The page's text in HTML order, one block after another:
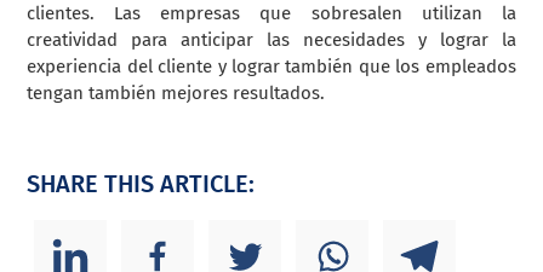
clientes. Las empresas que sobresalen utilizan la
creatividad para anticipar las necesidades y lograr la
experiencia del cliente y lograr también que los empleados
tengan también mejores resultados.
SHARE THIS ARTICLE: